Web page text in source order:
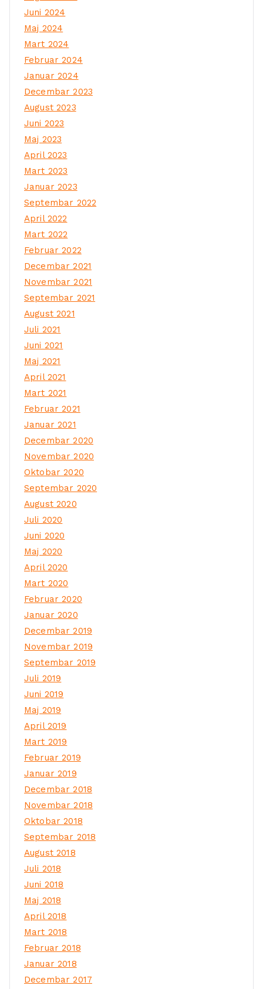
Juni 2024
Maj 2024
Mart 2024
Februar 2024
Januar 2024
Decembar 2023
August 2023
Juni 2023
Maj 2023
April 2023
Mart 2023
Januar 2023
Septembar 2022
April 2022
Mart 2022
Februar 2022
Decembar 2021
Novembar 2021
Septembar 2021
August 2021
Juli 2021
Juni 2021
Maj 2021
April 2021
Mart 2021
Februar 2021
Januar 2021
Decembar 2020
Novembar 2020
Oktobar 2020
Septembar 2020
August 2020
Juli 2020
Juni 2020
Maj 2020
April 2020
Mart 2020
Februar 2020
Januar 2020
Decembar 2019
Novembar 2019
Septembar 2019
Juli 2019
Juni 2019
Maj 2019
April 2019
Mart 2019
Februar 2019
Januar 2019
Decembar 2018
Novembar 2018
Oktobar 2018
Septembar 2018
August 2018
Juli 2018
Juni 2018
Maj 2018
April 2018
Mart 2018
Februar 2018
Januar 2018
Decembar 2017